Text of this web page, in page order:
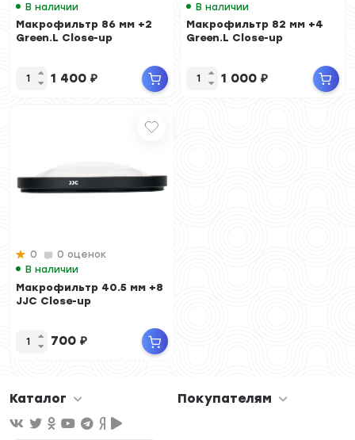
В наличии
Макрофильтр 86 мм +2
Green.L Close-up
1 400 ₽
В наличии
Макрофильтр 82 мм +4
Green.L Close-up
1 000 ₽
0
0 оценок
В наличии
Макрофильтр 40.5 мм +8
JJC Close-up
700 ₽
Каталог Покупателям